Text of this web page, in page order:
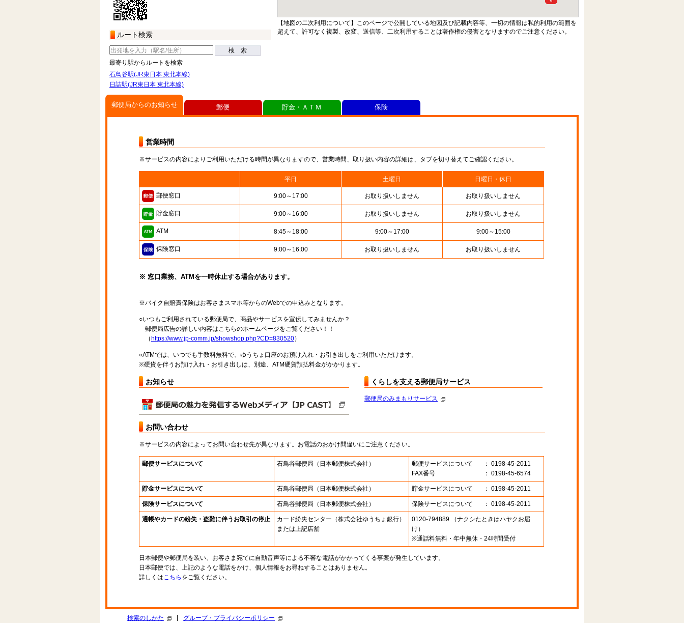
ルート検索
検 索
最寄り駅からルートを検索
石鳥谷駅(JR東日本 東北本線)
日詰駅(JR東日本 東北本線)
【地図の二次利用について】このページで公開している地図及び記載内容等、一切の情報は私的利用の範囲を
超えて、許可なく複製、改変、送信等、二次利用することは著作権の侵害となりますのでご注意ください。
郵便局からのお知らせ
営業時間
※サービスの内容によりご利用いただける時間が異なりますので、営業時間、取り扱い内容の詳細は、タブを切り替えてご確認ください。
平日 土曜日 日曜日・休日
郵便窓口 9:00～17:00 お取り扱いしません お取り扱いしません
貯金窓口 9:00～16:00 お取り扱いしません お取り扱いしません
ATM 8:45～18:00 9:00～17:00 9:00～15:00
保険窓口 9:00～16:00 お取り扱いしません お取り扱いしません
※ 窓口業務、ATMを一時休止する場合があります。
※バイク自賠責保険はお客さまスマホ等からのWebでの申込みとなります。
○いつもご利用されている郵便局で、商品やサービスを宣伝してみませんか？
郵便局広告の詳しい内容はこちらのホームページをご覧ください！！
（ https://www.jp-comm.jp/showshop.php?CD=830520）
○ATMでは、いつでも手数料無料で、ゆうちょ口座のお預け入れ・お引き出しをご利用いただけます。
※硬貨を伴うお預け入れ・お引き出しは、別途、ATM硬貨預払料金がかかります。
お知らせ くらしを支える郵便局サービス
郵便局のみまもりサービス
お問い合わせ
※サービスの内容によってお問い合わせ先が異なります。お電話のおかけ間違いにご注意ください。
郵便サービスについて 石鳥谷郵便局 （日本郵便株式会社） 郵便サービスについて
： 0198-45-2011
FAX番号
： 0198-45-6574
貯金サービスについて 石鳥谷郵便局 （日本郵便株式会社） 貯金サービスについて ： 0198-45-2011
保険サービスについて 石鳥谷郵便局 （日本郵便株式会社） 保険サービスについて ： 0198-45-2011
通帳やカードの紛失・盗難に伴うお取引の停止 カード紛失センター （株式会社ゆうちょ銀行）
または上記店舗
0120-794889 （ナクシたときはハヤクお届
け）
※通話料無料・年中無休・24時間受付
日本郵便や郵便局を装い、お客さま宛てに自動音声等による不審な電話がかかってくる事案が発生しています。
日本郵便では、上記のような電話をかけ、個人情報をお尋ねすることはありません。
詳しくはこちら をご覧ください。
郵便 貯金・ＡＴＭ 保険
検索のしかた グループ・プライバシーポリシー